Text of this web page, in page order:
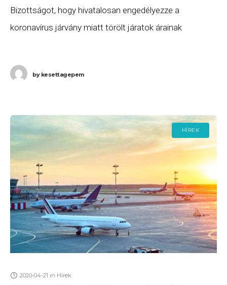
Bizottságot, hogy hivatalosan engedélyezze a
koronavírus járvány miatt törölt járatok árainak
bykesettagepem
HÍREK
2020-04-21 in Hírek